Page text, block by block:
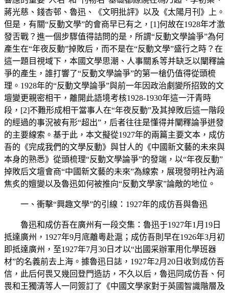
蔣光慈、錢杏邨、魯迅、《文明批評》以及《太陽月刊》上。
但是，有關“反動文學”的會商早已有之，[1]何故在1928年才激
發舌戰？進一個步驟值得詰問的是，所謂“反動文學論爭”為何
產生在“年夜反動”掉敗后，而不是在“反動文學”盛行之時？在
這一題目視域下，本國文學思潮、人事關系等并缺乏以闡釋論
爭的產生，誰打響了“反動文學論爭”的第一槍仍值得從頭梳
理。1928年的“反動文學論爭”與前一年因政治劇變所招致的文
壇變更親密相干，離開此語境考核1928-1930年這一汗青時
段，[2]不難形成相干當事人在“年夜反動”及其掉敗后這一階段
的經過的事況被有形“超出”，后者往往是懂得并闡釋論爭迸發
的主要線索。基于此，本文擬從1927年的兩篇主要文本，成仿
吾的《完成我們的文學反動》與甘人的《中國新文藝的未來與
本身的熟悉》從頭梳理“反動文學論爭”的發端，以“年夜反動”
掉敗后文壇會商“中國新文藝的未來”為線索，展現發明社內涵
焦炙的嬗變以及魯迅如何被推向“反動文學家”論敵的地位。
一、衝擊“興趣文學”的引線：1927年的成仿吾與魯迅
魯迅和成仿吾在廣州有一段交集：魯迅于1927年1月19日
抵達廣州，1927年9月底離粵赴滬；成仿吾則早在1926年3月初
即抵達廣州，至1927年7月30日才以“出國采辦軍用化學班器
材”的名義前去上海。據魯迅日誌，1927年2月20日收到成仿吾
信，此后何畏又幾回登門造訪，不久以后，魯迅同成仿吾、何
畏和王獨清等人一同簽訂了《中國文學家對于英國智識階層及